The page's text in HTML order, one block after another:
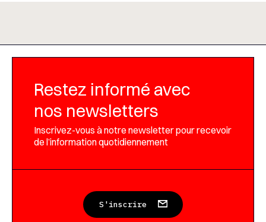
Restez informé avec
nos newsletters
Inscrivez-vous à notre newsletter pour recevoir
de l’information quotidiennement
S'inscrire